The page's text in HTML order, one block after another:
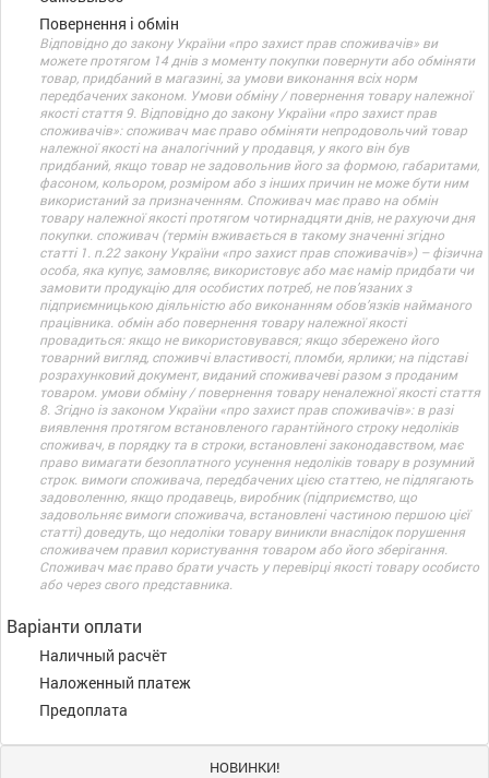
Повернення і обмін
Відповідно до закону України «про захист прав споживачів» ви
можете протягом 14 днів з моменту покупки повернути або обміняти
товар, придбаний в магазині, за умови виконання всіх норм
передбачених законом. Умови обміну / повернення товару належної
якості стаття 9. Відповідно до закону України «про захист прав
споживачів»: споживач має право обміняти непродовольчий товар
належної якості на аналогічний у продавця, у якого він був
придбаний, якщо товар не задовольнив його за формою, габаритами,
фасоном, кольором, розміром або з інших причин не може бути ним
використаний за призначенням. Споживач має право на обмін
товару належної якості протягом чотирнадцяти днів, не рахуючи дня
покупки. споживач (термін вживається в такому значенні згідно
статті 1. п.22 закону України «про захист прав споживачів») – фізична
особа, яка купує, замовляє, використовує або має намір придбати чи
замовити продукцію для особистих потреб, не пов’язаних з
підприємницькою діяльністю або виконанням обов’язків найманого
працівника. обмін або повернення товару належної якості
провадиться: якщо не використовувався; якщо збережено його
товарний вигляд, споживчі властивості, пломби, ярлики; на підставі
розрахунковий документ, виданий споживачеві разом з проданим
товаром. умови обміну / повернення товару неналежної якості стаття
8. Згідно із законом України «про захист прав споживачів»: в разі
виявлення протягом встановленого гарантійного строку недоліків
споживач, в порядку та в строки, встановлені законодавством, має
право вимагати безоплатного усунення недоліків товару в розумний
строк. вимоги споживача, передбачених цією статтею, не підлягають
задоволенню, якщо продавець, виробник (підприємство, що
задовольняє вимоги споживача, встановлені частиною першою цієї
статті) доведуть, що недоліки товару виникли внаслідок порушення
споживачем правил користування товаром або його зберігання.
Споживач має право брати участь у перевірці якості товару особисто
або через свого представника.
Варіанти оплати
Наличный расчёт
Наложенный платеж
Предоплата
НОВИНКИ!